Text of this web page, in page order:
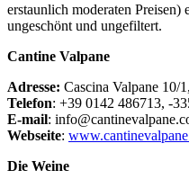
erstaunlich moderaten
ungeschönt und ungefiltert.
Cantine Valpane
Adresse: Cascina Valpane 10/
Telefon: +39 0142 486713, -
E-mail:
Webseite:
Die Weine